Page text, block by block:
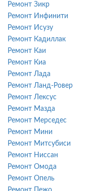
Ремонт Зикр
Ремонт Инфинити
Ремонт Исузу
Ремонт Кадиллак
Ремонт Каи
Ремонт Киа
Ремонт Лада
Ремонт Ланд-Ровер
Ремонт Лексус
Ремонт Мазда
Ремонт Мерседес
Ремонт Мини
Ремонт Митсубиси
Ремонт Ниссан
Ремонт Омода
Ремонт Опель